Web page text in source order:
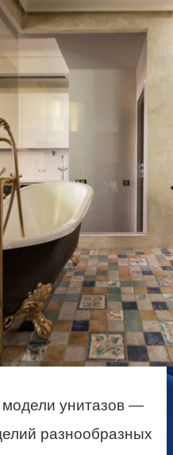
унитазов —
разнообразных